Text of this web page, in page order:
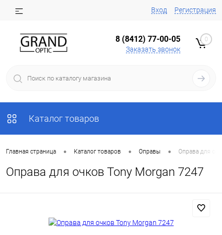
Вход Регистрация
8 (8412) 77-00-05
Заказать звонок
0
Каталог товаров
Главная страница • Каталог товаров • Оправы • Оправа для
Оправа для очков Tony Morgan 7247